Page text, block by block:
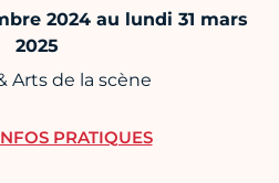
2024 au lundi 31 mars
2025
Arts de la scène
PRATIQUES